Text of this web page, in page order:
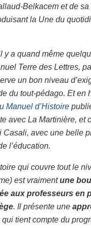
Belkacem et de sa
la Une du
y a quand même
Terre des Lettres,
un bon niveau
du tout-pédago. Et en
Manuel d’Histoire
avec La Martinière, et
Casali, avec une belle
l’éducation.
qui couvre tout le
est vraimentune
aux professeurs en
. Il présente une
qui tient compte du